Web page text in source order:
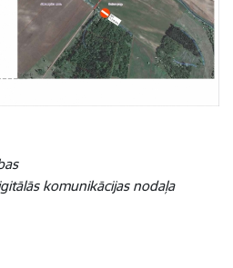
komunikācijas nodaļa